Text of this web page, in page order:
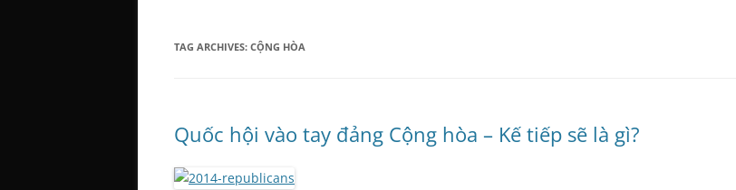
TAG ARCHIVES: CỘNG HÒA
Quốc hội vào tay đảng Cộng hòa – Kế tiếp sẽ là gì?